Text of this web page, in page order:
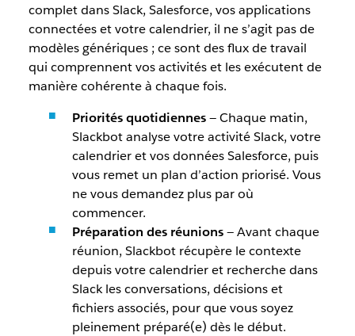
complet dans Slack, Salesforce, vos applications
connectées et votre calendrier, il ne s’agit pas de
modèles génériques ; ce sont des flux de travail
qui comprennent vos activités et les exécutent de
manière cohérente à chaque fois.
Priorités quotidiennes— Chaque matin,
Slackbot analyse votre activité Slack, votre
calendrier et vos données Salesforce, puis
vous remet un plan d’action priorisé. Vous
ne vous demandez plus par où
commencer.
Préparation des réunions— Avant chaque
réunion, Slackbot récupère le contexte
depuis votre calendrier et recherche dans
Slack les conversations, décisions et
fichiers associés, pour que vous soyez
pleinement préparé(e) dès le début.